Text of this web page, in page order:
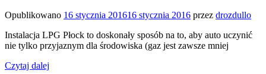
Opublikowano 16 stycznia 201616 stycznia 2016 przez drozdullo
Instalacja LPG Płock to doskonały sposób na to, aby auto uczynić
nie tylko przyjaznym dla środowiska (gaz jest zawsze mniej
Czytaj dalej